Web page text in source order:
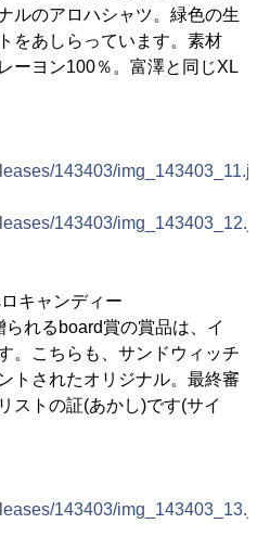
ルのアロハシャツ。緑色の生
をあしらっています。素材
ーヨン100％。富澤と同じXL
143403/
143403/
キャンディー
れるboard賞の賞品は、イ
。こちらも、サンドウィッチ
トされたオリジナル。最終審
ストの証(あかし)です(サイ
143403/